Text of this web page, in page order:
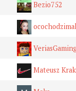
Bezio752
Mateusz